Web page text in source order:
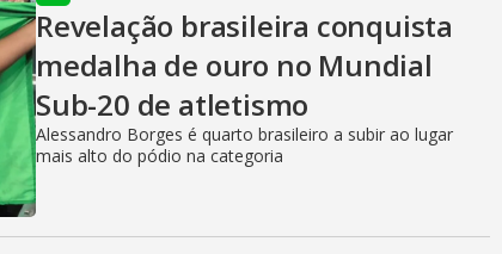
Revelação brasileira conquista
medalha de ouro no Mundial
Sub-20 de atletismo
Alessandro Borges é quarto brasileiro a subir ao lugar
mais alto do pódio na categoria